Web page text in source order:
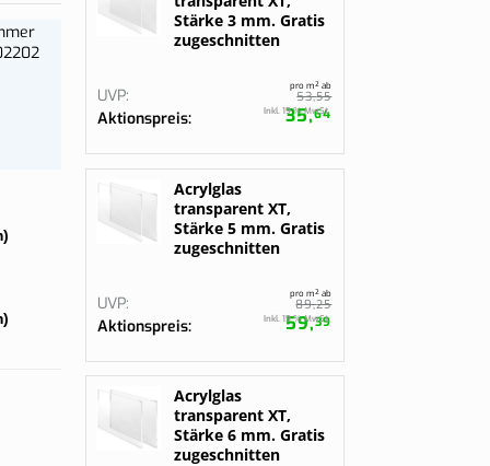
Bestelle jetzt
Stärke 3 mm. Gratis
zugeschnitten
UVP 53,55
Aktionspreis
pro m² ab
35,64
Inkl. 19 % MwSt.
Acrylglas
transparent XT,
Stärke 5 mm. Gratis
zugeschnitten
UVP 89,25
Aktionspreis
pro m² ab
59,39
Inkl. 19 % MwSt.
Acrylglas
transparent XT,
Stärke 6 mm. Gratis
zugeschnitten